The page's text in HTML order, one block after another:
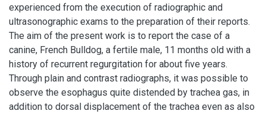
experienced from the execution of radiographic and
ultrasonographic exams to the preparation of their reports.
The aim of the present work is to report the case of a
canine, French Bulldog, a fertile male, 11 months old with a
history of recurrent regurgitation for about five years.
Through plain and contrast radiographs, it was possible to
observe the esophagus quite distended by trachea gas, in
addition to dorsal displacement of the trachea even as also